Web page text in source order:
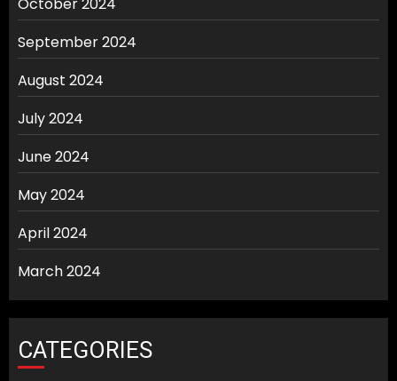
September 2024
August 2024
July 2024
June 2024
May 2024
April 2024
March 2024
CATEGORIES